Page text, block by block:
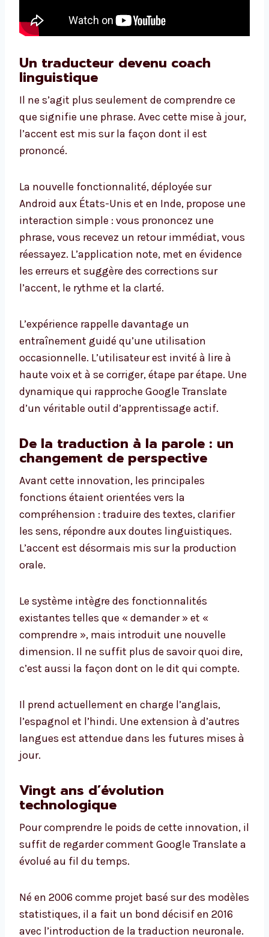
Un traducteur devenu coach
linguistique
Il ne s’agit plus seulement de comprendre ce
que signifie une phrase. Avec cette mise à jour,
l’accent est mis sur la façon dont il est
prononcé.
La nouvelle fonctionnalité, déployée sur
Android aux États-Unis et en Inde, propose une
interaction simple : vous prononcez une
phrase, vous recevez un retour immédiat, vous
réessayez. L’application note, met en évidence
les erreurs et suggère des corrections sur
l’accent, le rythme et la clarté.
L’expérience rappelle davantage un
entraînement guidé qu’une utilisation
occasionnelle. L’utilisateur est invité à lire à
haute voix et à se corriger, étape par étape. Une
dynamique qui rapproche Google Translate
d’un véritable outil d’apprentissage actif.
De la traduction à la parole : un
changement de perspective
Avant cette innovation, les principales
fonctions étaient orientées vers la
compréhension : traduire des textes, clarifier
les sens, répondre aux doutes linguistiques.
L’accent est désormais mis sur la production
orale.
Le système intègre des fonctionnalités
existantes telles que « demander » et «
comprendre », mais introduit une nouvelle
dimension. Il ne suffit plus de savoir quoi dire,
c’est aussi la façon dont on le dit qui compte.
Il prend actuellement en charge l’anglais,
l’espagnol et l’hindi. Une extension à d’autres
langues est attendue dans les futures mises à
jour.
Vingt ans d’évolution
technologique
Pour comprendre le poids de cette innovation, il
suffit de regarder comment Google Translate a
évolué au fil du temps.
Né en 2006 comme projet basé sur des modèles
statistiques, il a fait un bond décisif en 2016
avec l’introduction de la traduction neuronale.